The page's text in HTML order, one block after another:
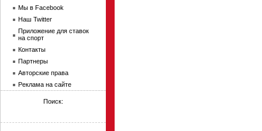
Мы в Facebook
Наш Twitter
Приложение для ставок
на спорт
Контакты
Партнеры
Авторские права
Реклама на сайте
Поиск: